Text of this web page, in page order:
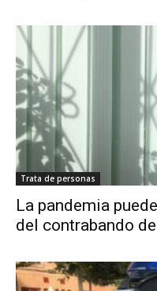
Trata de personas
La pandemia
del contrabando